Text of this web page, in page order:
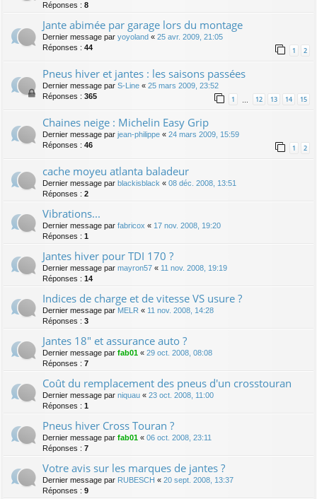
Réponses : 8
Jante abimée par garage lors du montage
Dernier message par yoyoland « 25 avr. 2009, 21:05
Réponses : 44 1 2
Pneus hiver et jantes : les saisons passées
Dernier message par S-Line « 25 mars 2009, 23:52
Réponses : 365 1 … 12 13 14 15
Chaines neige : Michelin Easy Grip
Dernier message par jean-philippe « 24 mars 2009, 15:59
Réponses : 46 1 2
cache moyeu atlanta baladeur
Dernier message par blackisblack « 08 déc. 2008, 13:51
Réponses : 2
Vibrations...
Dernier message par fabricox « 17 nov. 2008, 19:20
Réponses : 1
Jantes hiver pour TDI 170 ?
Dernier message par mayron57 « 11 nov. 2008, 19:19
Réponses : 14
Indices de charge et de vitesse VS usure ?
Dernier message par MELR « 11 nov. 2008, 14:28
Réponses : 3
Jantes 18" et assurance auto ?
Dernier message par fab01 « 29 oct. 2008, 08:08
Réponses : 7
Coût du remplacement des pneus d'un crosstouran
Dernier message par niquau « 23 oct. 2008, 11:00
Réponses : 1
Pneus hiver Cross Touran ?
Dernier message par fab01 « 06 oct. 2008, 23:11
Réponses : 7
Votre avis sur les marques de jantes ?
Dernier message par RUBESCH « 20 sept. 2008, 13:37
Réponses : 9